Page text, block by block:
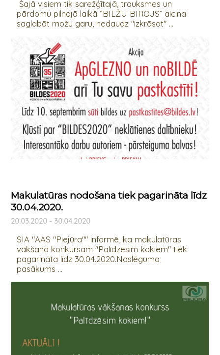
Šajā visiem tik sarežģītajā, trauksmes un
pārdomu pilnajā laikā “BILŽU BIROJS” aicina
saglabāt možu garu, nedaudz "izkrāsot" ...
Makulatūras nodošana tiek pagarināta līdz
30.04.2020.
20.03.2020 - 30.04.2020
SIA "AAS "Piejūra"" informē, ka makulatūras
vākšana konkursam "Palīdzēsim kokiem" tiek
pagarināta līdz 30.04.2020.Noslēguma
pasākums ...